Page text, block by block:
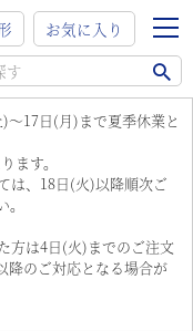
お気に入り
17日(月)まで夏季休業と
ます。
は、18日(火)以降順次ご
方は4日(火)までのご注文
降のご対応となる場合が